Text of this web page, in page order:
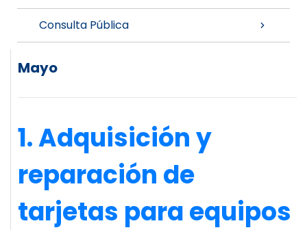
Consulta Pública
Mayo
1. Adquisición y
reparación de
tarjetas para equipos